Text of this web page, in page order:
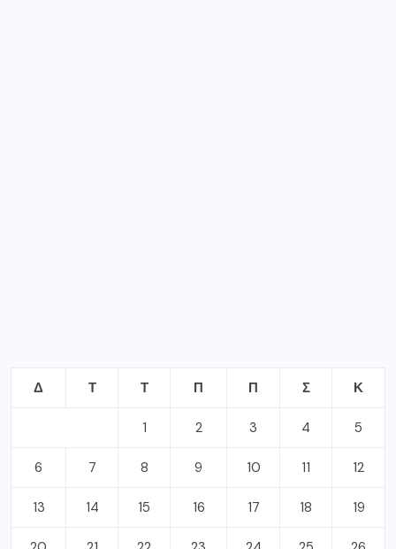
Δ Τ Τ Π Π Σ Κ
1 2 3 4 5
6 7 8 9 10 11 12
13 14 15 16 17 18 19